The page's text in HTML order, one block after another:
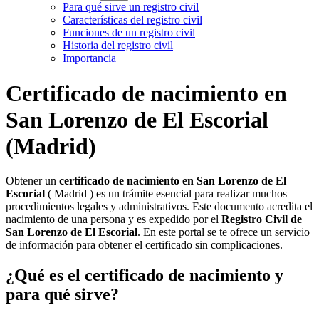
Para qué sirve un registro civil
Características del registro civil
Funciones de un registro civil
Historia del registro civil
Importancia
Certificado de nacimiento en
San Lorenzo de El Escorial
(Madrid)
Obtener un certificado de nacimiento en San Lorenzo de El
Escorial ( Madrid ) es un trámite esencial para realizar muchos
procedimientos legales y administrativos. Este documento acredita el
nacimiento de una persona y es expedido por el Registro Civil de
San Lorenzo de El Escorial. En este portal se te ofrece un servicio
de información para obtener el certificado sin complicaciones.
¿Qué es el certificado de nacimiento y
para qué sirve?